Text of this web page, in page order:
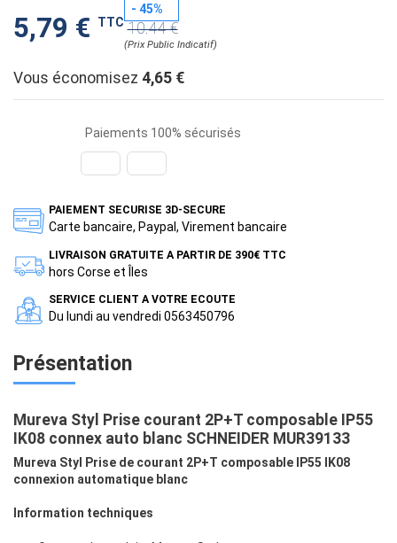
5,79 € TTC
- 45%
10.44 €
(Prix Public Indicatif)
Vous économisez 4,65 €
Paiements 100% sécurisés
PAIEMENT SECURISE 3D-SECURE
Carte bancaire, Paypal, Virement bancaire
LIVRAISON GRATUITE A PARTIR DE 390€ TTC
hors Corse et Îles
SERVICE CLIENT A VOTRE ECOUTE
Du lundi au vendredi 0563450796
Présentation
Mureva Styl Prise courant 2P+T composable IP55
IK08 connex auto blanc SCHNEIDER MUR39133
Mureva Styl Prise de courant 2P+T composable IP55 IK08
connexion automatique blanc
Information techniques